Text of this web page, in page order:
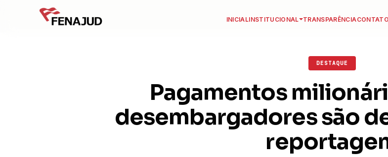
INICIALINSTITUCIONAL TRANSPARÊNCIACONTATO
DESTAQUE
Pagamentos
desembargadores são